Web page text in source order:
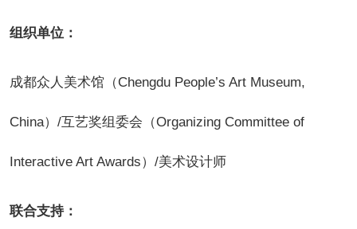
组织单位：
成都众人美术馆（Chengdu People’s Art Museum,
China）/互艺奖组委会（Organizing Committee of
Interactive Art Awards）/美术设计师
联合支持：